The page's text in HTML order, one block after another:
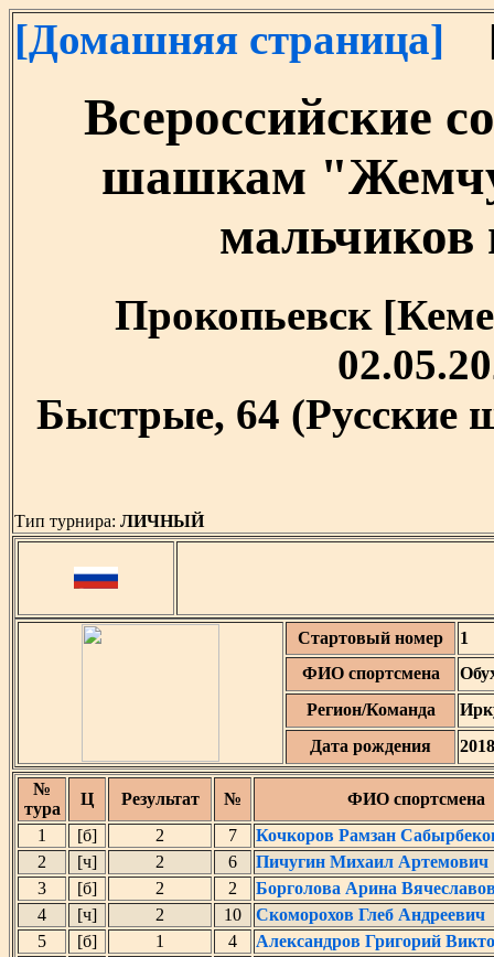
[Домашняя страница]
Всероссийские
шашкам
мальчиков
Прокопьевск
Быстрые, 64 (Русские
Тип турнира: ЛИЧНЫЙ
Стартовый номер
1
ФИО спортсмена
Регион/Команда
Дата рождения
2018
№
тура
Ц Результат №
ФИО спортсмена
1
[б] 2 7
Кочкоров Рамзан
2
[ч] 2 6
Пичугин Михаил Артемович
3
[б] 2 2
Борголова Арина
4
[ч] 2 10
Скоморохов Глеб Андреевич
5
[б] 1 4
Александров Григорий